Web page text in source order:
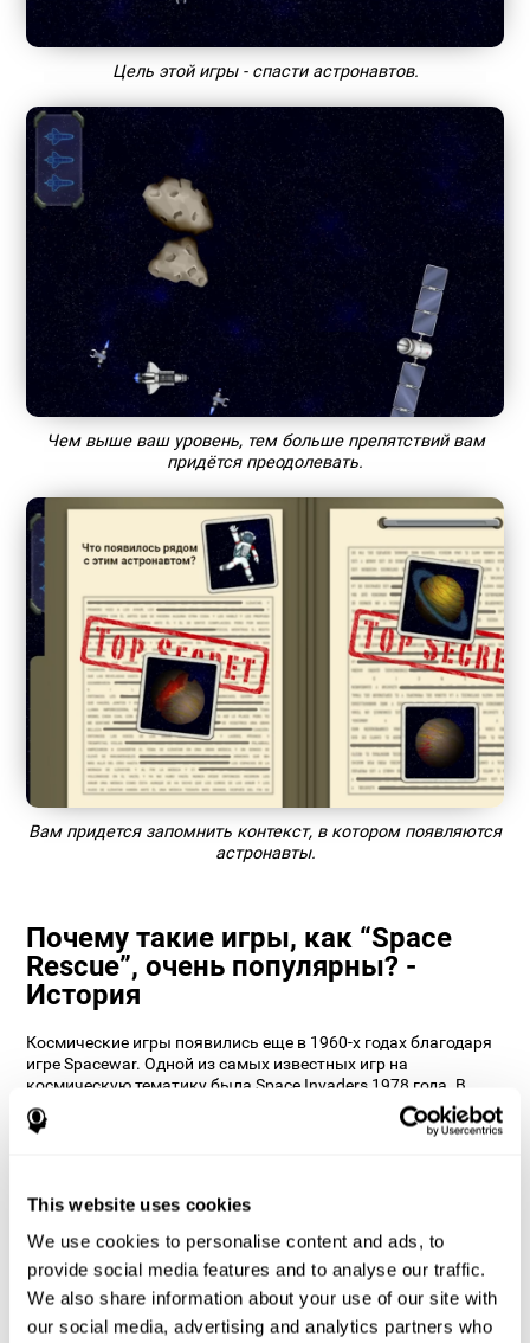
This website uses cookies
We use cookies to personalise content and ads, to
provide social media features and to analyse our traffic.
We also share information about your use of our site with
our social media, advertising and analytics partners who
Цель этой игры - спасти астронавтов.
Чем выше ваш уровень, тем больше препятствий вам
придётся преодолевать.
Вам придется запомнить контекст, в котором появляются
астронавты.
Почему такие игры, как “Space
Rescue”, очень популярны? -
История
Космические игры появились еще в 1960-х годах благодаря
игре Spacewar. Одной из самых известных игр на
космическую тематику была Space Invaders 1978 года. В
CogniFit мы решили включить эту тему и сделать её ещё
более увлекательной, добавив возможность тренировать
спасения астронавтов.
Как игра для мозга “Space Rescue”
помогает улучшить мои
когнитивные способности?